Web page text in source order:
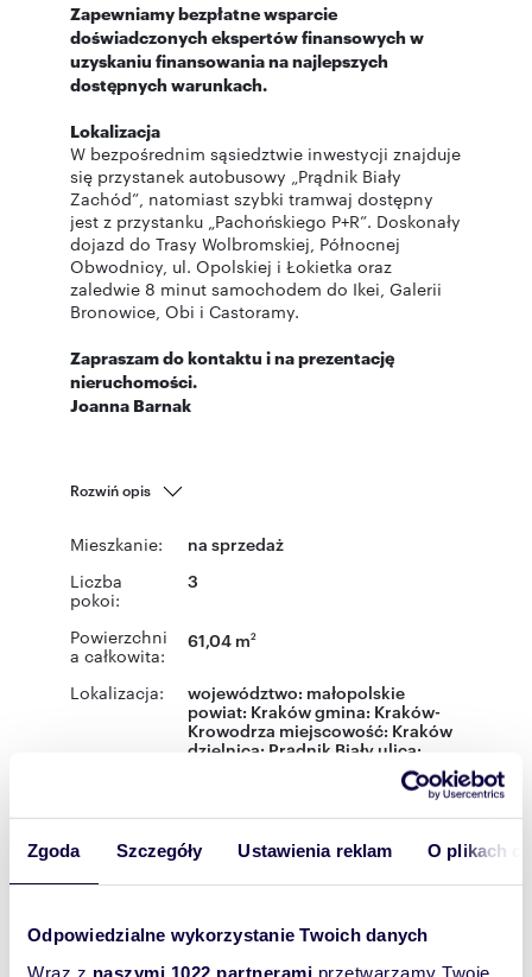
Zgoda Szczegóły Ustawienia reklam O plikach
Odpowiedzialne wykorzystanie Twoich danych
Wraz z naszymi 1022 partnerami przetwarzamy Twoje
Zapewniamy bezpłatne wsparcie
doświadczonych ekspertów finansowych w
uzyskaniu finansowania na najlepszych
dostępnych warunkach.
Lokalizacja
W bezpośrednim sąsiedztwie inwestycji znajduje
się przystanek autobusowy „Prądnik Biały
Zachód”, natomiast szybki tramwaj dostępny
jest z przystanku „Pachońskiego P+R”. Doskonały
dojazd do Trasy Wolbromskiej, Północnej
Obwodnicy, ul. Opolskiej i Łokietka oraz
zaledwie 8 minut samochodem do Ikei, Galerii
Bronowice, Obi i Castoramy.
Zapraszam do kontaktu i na prezentację
nieruchomości.
Joanna Barnak
Rozwiń opis
Mieszkanie: na sprzedaż
Liczba
pokoi:
3
Powierzchni
a całkowita:
61,04 m2
Lokalizacja: województwo: małopolskie
powiat: Krakówgmina: Kraków-
Krowodrza miejscowość: Kraków
dzielnica: Prądnik Białyulica:
WYRÓŻNIONE